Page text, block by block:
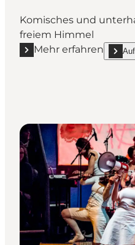
Komisches und
freiem Himmel
Mehr erfahren
Mehr erfahren "Theater
show